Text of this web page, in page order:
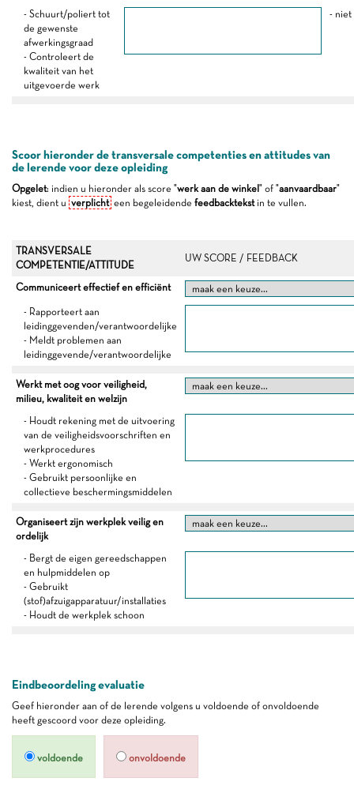
- Schuurt/poliert tot
de gewenste
afwerkingsgraad
- Controleert de
kwaliteit van het
uitgevoerde werk
- niet
Scoor hieronder de transversale competenties en attitudes van
de lerende voor deze opleiding
Opgelet: indien u hieronder als score "werk aan de winkel " of "aanvaardbaar"
kiest, dient u verplicht een begeleidende feedbacktekstin te vullen.
TRANSVERSALE
COMPETENTIE/ATTITUDE
UW SCORE / FEEDBACK
Communiceert effectief en efficiënt
- Rapporteert aan
leidinggevenden/verantwoordelijke
- Meldt problemen aan
leidinggevende/verantwoordelijke
Werkt met oog voor veiligheid,
milieu, kwaliteit en welzijn
- Houdt rekening met de uitvoering
van de veiligheidsvoorschriften en
werkprocedures
- Werkt ergonomisch
- Gebruikt persoonlijke en
collectieve beschermingsmiddelen
Organiseert zijn werkplek veilig en
ordelijk
- Bergt de eigen gereedschappen
en hulpmiddelen op
- Gebruikt
(stof)afzuigapparatuur/installaties
- Houdt de werkplek schoon
Eindbeoordeling evaluatie
Geef hieronder aan of de lerende volgens u voldoende of onvoldoende
heeft gescoord voor deze opleiding.
voldoende onvoldoende